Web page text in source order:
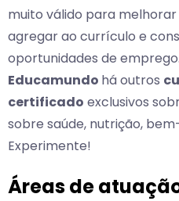
muito válido para
agregar ao currículo e
oportunidades de
Educamundo há outros
certificado exclusivos
sobre saúde, nutrição,
Experimente!
Áreas de